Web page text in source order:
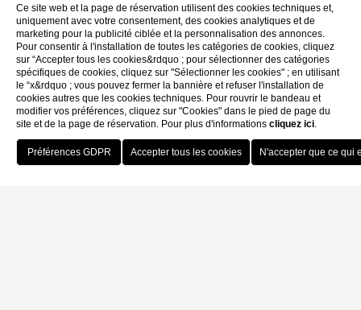
Reserve
Ce site web et la page de réservation utilisent des cookies techniques et,
uniquement avec votre consentement, des cookies analytiques et de
marketing pour la publicité ciblée et la personnalisation des annonces.
Pour consentir à l'installation de toutes les catégories de cookies, cliquez
sur “Accepter tous les cookies&rdquo ; pour sélectionner des catégories
spécifiques de cookies, cliquez sur "Sélectionner les cookies" ; en utilisant
le “x&rdquo ; vous pouvez fermer la bannière et refuser l'installation de
cookies autres que les cookies techniques. Pour rouvrir le bandeau et
modifier vos préférences, cliquez sur "Cookies" dans le pied de page du
site et de la page de réservation. Pour plus d'informations cliquez ici.